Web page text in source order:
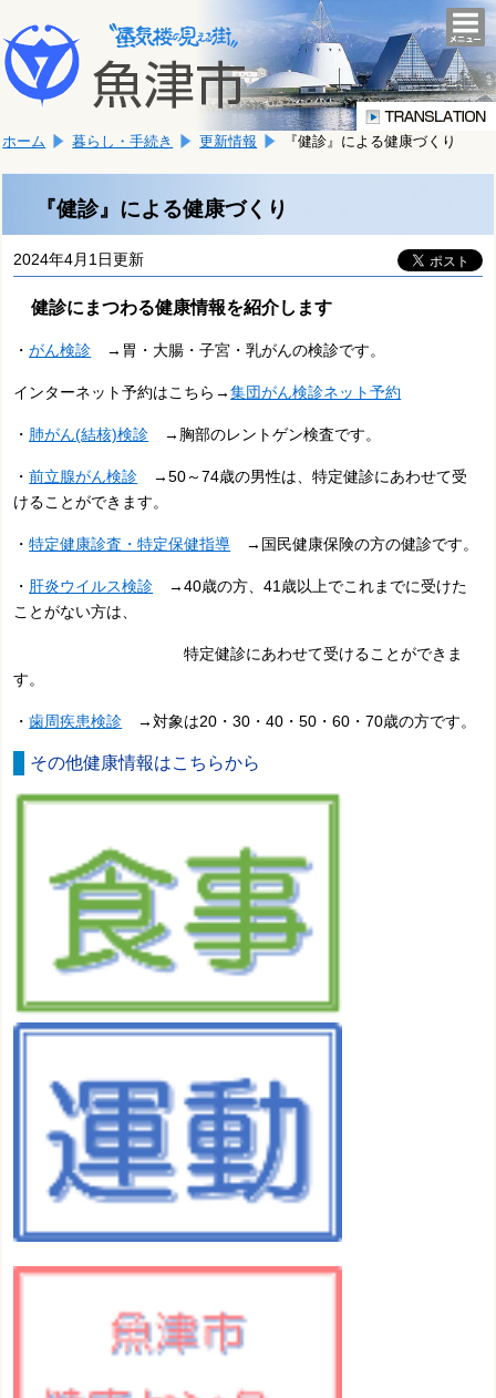
文
へ
移
ま
す。
こ
か
文
ホーム 暮らし・手続き 更新情報 『健診』による健康づくり
『健診』による健康づくり
2024年4月1日更新
健診にまつわる健康情報を紹介します
・がん検診 →胃・大腸・子宮・乳がんの検診です。
インターネット予約はこちら→集団がん検診ネット予約
・ 肺がん(結核)検診 →胸部のレントゲン検査です。
・前立腺がん検診 →50～74歳の男性は、特定健診にあわせて受
けることができます。
・特定健康診査・特定保健指導 →国民健康保険の方の健診です。
・ 肝炎ウイルス検診 →40歳の方、41歳以上でこれまでに受けた
ことがない方は、
特定健診にあわせて受けることができま
す。
・歯周疾患検診 →対象は20・30・40・50・60・70歳の方です。
その他健康情報はこちらから